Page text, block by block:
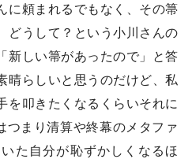
に頼まれるでもなく、その箒
どうして？という小川さんの
新しい箒があったので」と答
晴らしいと思うのだけど、私
を叩きたくなるくらいそれに
まり清算や終幕のメタファ
た自分が恥ずかしくなるほ